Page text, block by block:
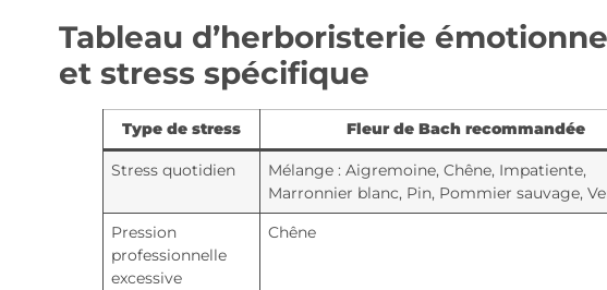
Tableau d’herboristerie
et stress spécifique
Type de stress Fleur de Bach recommandée
Stress quotidien
Mélange : Aigremoine, Chêne, Impatiente,
Marronnier blanc, Pin, Pommier sauvage,
Pression
professionnelle
excessive
Chêne